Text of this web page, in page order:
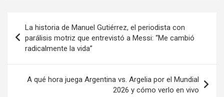
de
entradas
La historia de Manuel Gutiérrez, el periodista con
parálisis motriz que entrevistó a Messi: “Me cambió
radicalmente la vida”
A qué hora juega Argentina vs. Argelia por el Mundial
2026 y cómo verlo en vivo